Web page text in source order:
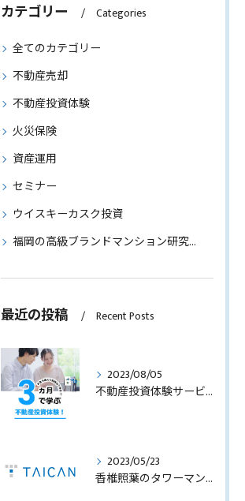
カテゴリー Categories
全てのカテゴリー
不動産売却
不動産投資体験
火災保険
資産運用
セミナー
ウイスキーカスク投資
福岡の高級ブランドマンション研究～物件情報もご紹介～
最近の投稿 Recent Posts
2023/08/05
不動産投資体験サービスのサービス内容を見直します！
2023/05/23
香椎照葉のタワーマンション！高利回りオーナーチェンジ販売します！